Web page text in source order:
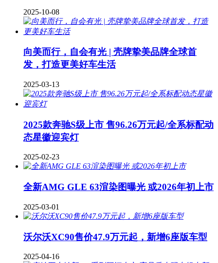
2025-10-08
向美而行，自会有光 | 壳牌挚美品牌全球首
发，打造更美好车生活
2025-03-13
2025款奔驰S级上市 售96.26万元起/全系标配动
态星徽迎宾灯
2025-02-23
全新AMG GLE 63渲染图曝光 或2026年初上市
2025-03-01
沃尔沃XC90售价47.9万元起，新增6座版车型
2025-04-16